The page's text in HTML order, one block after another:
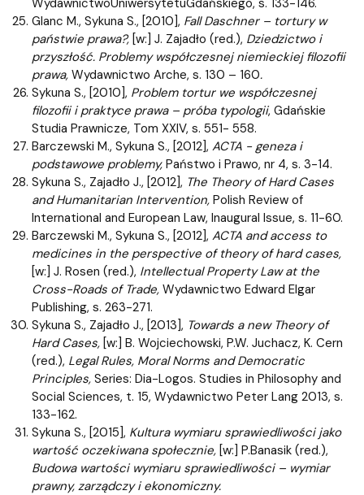
Glanc M., Sykuna S., [2010], Fall Daschner – tortury w
państwie prawa?, [w:] J. Zajadło (red.), Dziedzictwo i
przyszłość. Problemy współczesnej niemieckiej filozofii
prawa, Wydawnictwo Arche, s. 130 – 160.
Sykuna S., [2010], Problem tortur we współczesnej
filozofii i praktyce prawa – próba typologii, Gdańskie
Studia Prawnicze, Tom XXIV, s. 551- 558.
Barczewski M., Sykuna S., [2012], ACTA - geneza i
podstawowe problemy, Państwo i Prawo, nr 4, s. 3-14.
Sykuna S., Zajadło J., [2012], The Theory of Hard Cases
and Humanitarian Intervention, Polish Review of
International and European Law, Inaugural Issue, s. 11-60.
Barczewski M., Sykuna S., [2012], ACTA and access to
medicines in the perspective of theory of hard cases,
[w:] J. Rosen (red.), Intellectual Property Law at the
Cross-Roads of Trade, Wydawnictwo Edward Elgar
Publishing, s. 263-271.
Sykuna S., Zajadło J., [2013], Towards a new Theory of
Hard Cases, [w:] B. Wojciechowski, P.W. Juchacz, K. Cern
(red.), Legal Rules, Moral Norms and Democratic
Principles,Series: Dia-Logos. Studies in Philosophy and
Social Sciences, t. 15, Wydawnictwo Peter Lang 2013, s.
133-162.
Sykuna S., [2015], Kultura wymiaru sprawiedliwości jako
wartość oczekiwana społecznie, [w:] P.Banasik (red.),
Budowa wartości wymiaru sprawiedliwości – wymiar
prawny, zarządczy i ekonomiczny.